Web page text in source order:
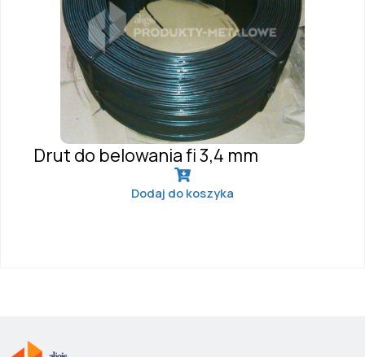
Drut do belowania fi 3,4 mm
Dodaj do koszyka